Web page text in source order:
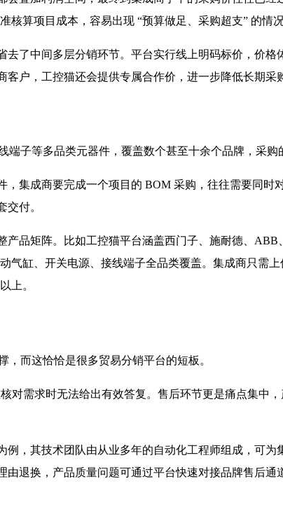
算项目成本，容易出现 “预算做足、采购超支” 的情况
了中间多层分销环节。平台实行线上明码标价，价
户，工控猫还会提供专属合作价，进一步降低长期采
子等多品类元器件，覆盖数个甚至十余个品牌，采购
集成商要完成一个项目的 BOM 采购，往往需要同时
付。
品矩阵。比如工控猫平台涵盖西门子、施耐德、
缸、开关电源、接线端子全品类覆盖。集成商只需
上。
而这恰恰是很多贸易分销平台的短板。
对需求时无法给出有效答复。售后环节更是痛点集中
，其技术团队由从业多年的自动化工程师组成，可为
退换，产品质量问题可通过平台快速对接品牌售后